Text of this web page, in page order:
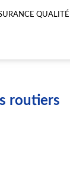
QUALITÉ
routiers